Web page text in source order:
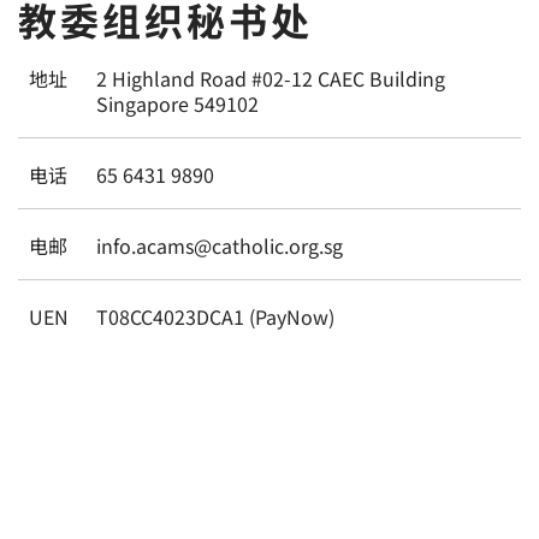
教委组织秘书处
地址
2 Highland Road #02-12 CAEC Building
Singapore 549102
电话 65 6431 9890
电邮 info.acams@catholic.org.sg
UEN T08CC4023DCA1 (PayNow)